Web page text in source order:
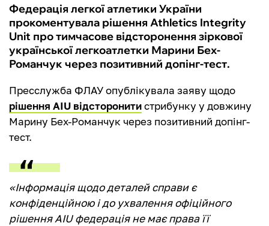
Федерація легкої атлетики України
прокоментувала рішення Athletics Integrity
Unit про тимчасове відсторонення зіркової
української легкоатлетки Марини Бех-
Романчук через позитивний допінг-тест.
Пресслужба ФЛАУ опублікувала заяву щодо
рішення AIU відсторонитистрибунку у довжину
Марину Бех-Романчук через позитивний допінг-
тест.
«Інформація щодо деталей справи є
конфіденційною і до ухвалення офіційного
рішення AIU федерація не має права її